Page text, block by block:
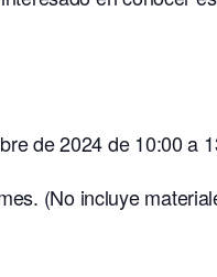
de 2024 de 10:00 a
(No incluye